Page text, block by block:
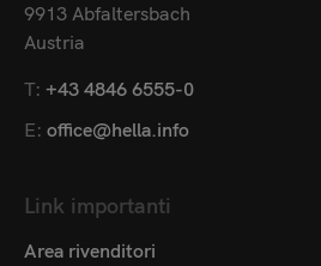
9913 Abfaltersbach
Austria
T: +43 4846 6555-0
E: office@hella.info
Link importanti
Area rivenditori